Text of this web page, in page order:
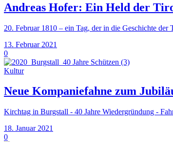
Andreas Hofer: Ein Held der
20. Februar 1810 – ein Tag, der in die Geschichte der
13. Februar 2021
0
Kultur
Neue Kompaniefahne zum
Kirchtag in Burgstall - 40 Jahre Wiedergründung -
18. Januar 2021
0